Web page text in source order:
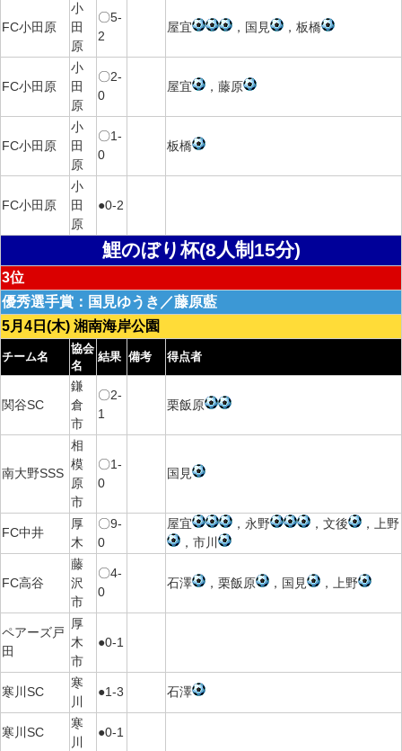
FC小田原
小
田
原
〇5-
2
屋宜 ，国見 ，板橋
FC小田原
小
田
原
〇2-
0
屋宜 ，藤原
FC小田原
小
田
原
〇1-
0
板橋
FC小田原
小
田
原
●0-2
鯉のぼり杯(8人制15分)
3位
優秀選手賞：国見ゆうき／藤原藍
5月4日(木) 湘南海岸公園
チーム名
協会
名
結果 備考 得点者
関谷SC
鎌
倉
市
〇2-
1
栗飯原
南大野SSS
相
模
原
市
〇1-
0
国見
FC中井
厚
木
〇9-
0
屋宜 ，永野 ，文後
，上野
，市川
FC高谷
藤
沢
市
〇4-
0
石澤 ，栗飯原 ，国見 ，上野
ペアーズ戸
田
厚
木
市
●0-1
寒川SC
寒
川
●1-3 石澤
寒川SC
寒
川
●0-1